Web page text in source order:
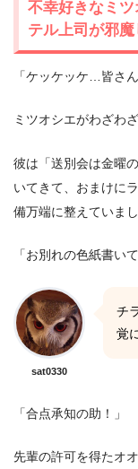
不幸好きなミ
テル上司が邪魔
「ケッケッケ…皆さ
ミツオシエがわざわ
彼は「送別会は金曜
いてきて、おまけに
備万端に整えていまし
「お別れの色紙書い
sat0330
チ
覚
「合点承知の助！」
先輩の許可を得たオ